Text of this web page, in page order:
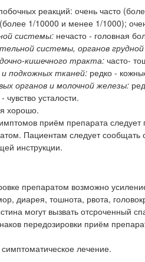
реакций: очень часто
1/10000 и менее 1/1000);
системы: нечасто - головная
системы, органов
кишечного тракта: часто-
подкожных тканей: редко -
органов и молочной железы:
чувство усталости.
хорошо.
приём препарата следует
Пациентам следует
инструкции.
препаратом возможно
диарея, тошнота, рвота,
могут вызвать отсроченный
передозировки приём
лечение.